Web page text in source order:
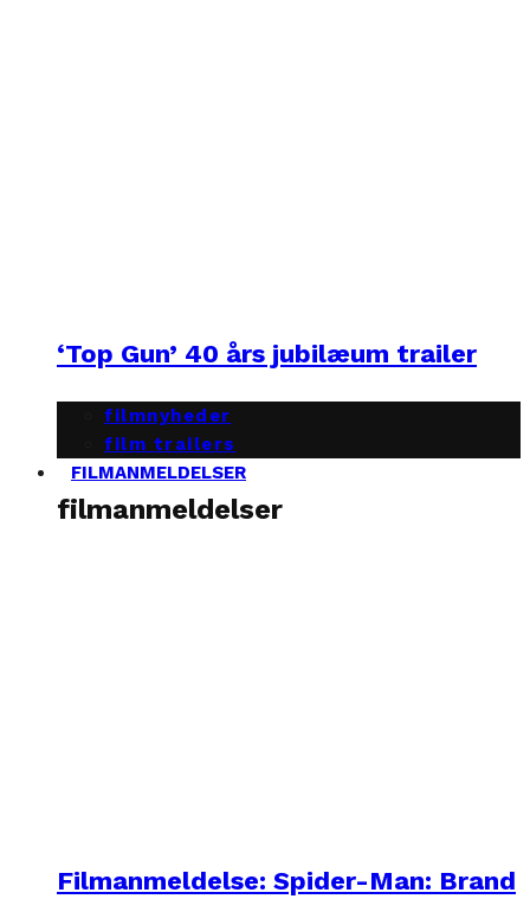
‘Top Gun’ 40 års jubilæum trailer
filmnyheder
film trailers
FILMANMELDELSER
filmanmeldelser
Filmanmeldelse: Spider-Man: Brand